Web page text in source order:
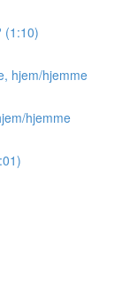
(1:10)
hjem/hjemme
hjemme